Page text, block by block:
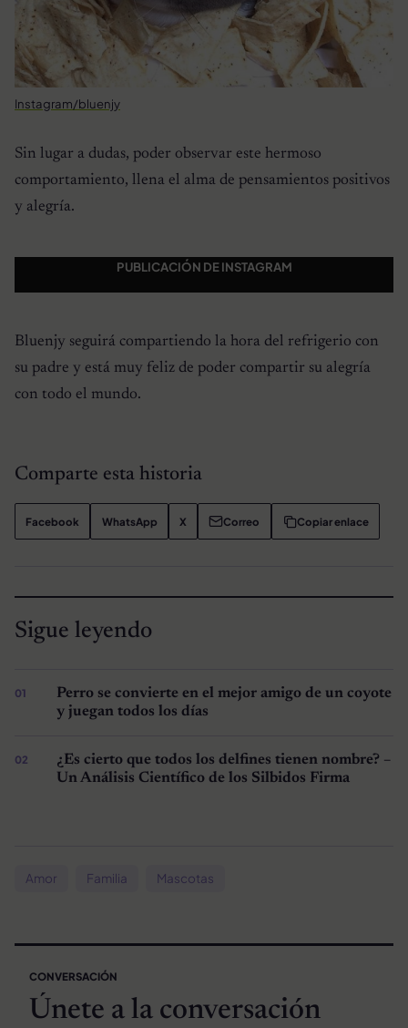
Instagram/bluenjy
Sin lugar a dudas, poder observar este hermoso
comportamiento, llena el alma de pensamientos positivos
y alegría.
PUBLICACIÓN DE INSTAGRAM
Bluenjy seguirá compartiendo la hora del refrigerio con
su padre y está muy feliz de poder compartir su alegría
con todo el mundo.
Comparte esta historia
Facebook WhatsApp X Correo Copiar enlace
Sigue leyendo
Perro se convierte en el mejor amigo de un coyote
y juegan todos los días
¿Es cierto que todos los delfines tienen nombre? –
Un Análisis Científico de los Silbidos Firma
Amor Familia Mascotas
CONVERSACIÓN
Únete a la conversación